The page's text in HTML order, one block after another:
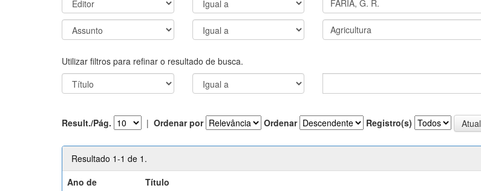
Utilizar filtros para refinar o resultado de busca.
Result./Pág. | Ordenar por Ordenar Registro(s)
Resultado 1-1 de 1.
Ano de
Título